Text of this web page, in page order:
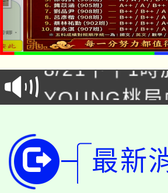
「本色祭」
場熱烈登場!
8/21下午1時
徵才活動。
YOUNG桃
開!
115年桃園
田徑場及游泳
桃園市低收
最新